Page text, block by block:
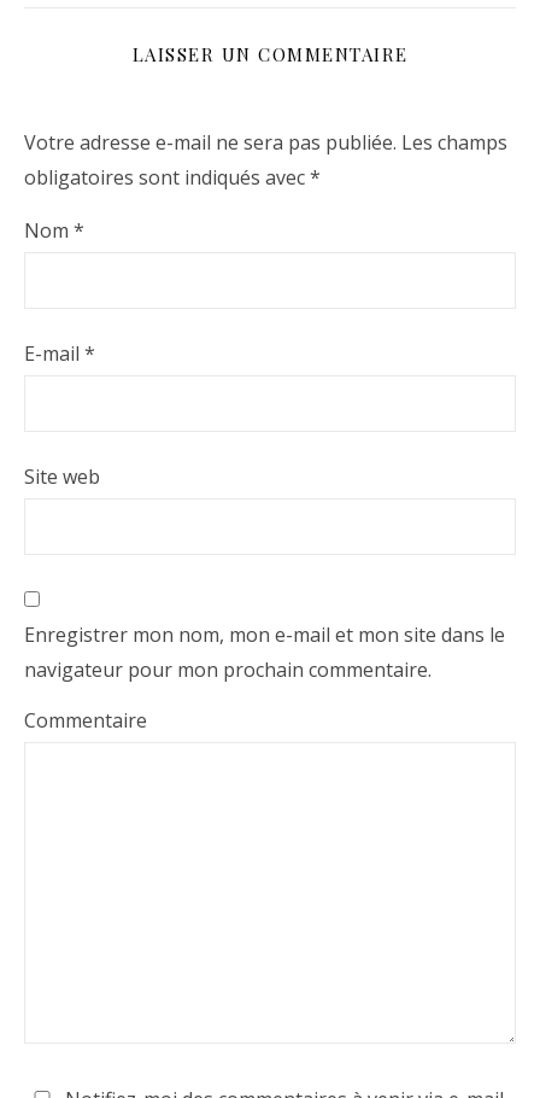
LAISSER UN COMMENTAIRE
Votre adresse e-mail ne sera pas publiée. Les champs
obligatoires sont indiqués avec*
Nom *
E-mail *
Site web
Enregistrer mon nom, mon e-mail et mon site dans le
navigateur pour mon prochain commentaire.
Commentaire